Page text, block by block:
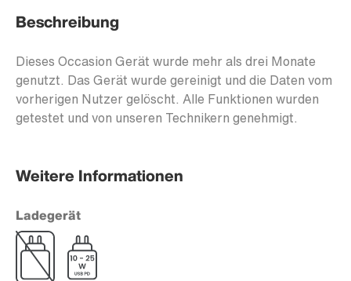
Beschreibung
Dieses Occasion Gerät wurde mehr als drei Monate
genutzt. Das Gerät wurde gereinigt und die Daten vom
vorherigen Nutzer gelöscht. Alle Funktionen wurden
getestet und von unseren Technikern genehmigt.
Weitere Informationen
Ladegerät